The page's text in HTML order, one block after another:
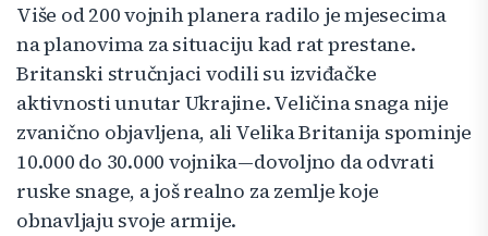
Više od 200 vojnih planera radilo je mjesecima
na planovima za situaciju kad rat prestane.
Britanski stručnjaci vodili su izviđačke
aktivnosti unutar Ukrajine. Veličina snaga nije
zvanično objavljena, ali Velika Britanija spominje
10.000 do 30.000 vojnika—dovoljno da odvrati
ruske snage, a još realno za zemlje koje
obnavljaju svoje armije.